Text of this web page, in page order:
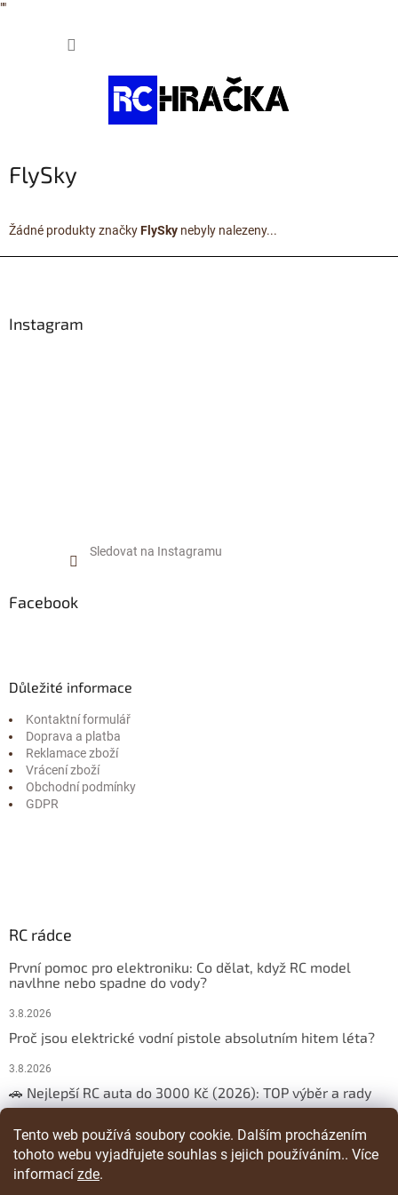
""
Tento web používá soubory cookie. Dalším procházením
tohoto webu vyjadřujete souhlas s jejich používáním.. Více
informací zde.
FlySky
Žádné produkty značkyFlySky nebyly nalezeny...
Instagram
Sledovat na Instagramu
Facebook
Důležité informace
Kontaktní formulář
Doprava a platba
Reklamace zboží
Vrácení zboží
Obchodní podmínky
GDPR
RC rádce
První pomoc pro elektroniku: Co dělat, když RC model
navlhne nebo spadne do vody?
3.8.2026
Proč jsou elektrické vodní pistole absolutním hitem léta?
3.8.2026
🚗 Nejlepší RC auta do 3000 Kč (2026): TOP výběr a rady
ARCHIV